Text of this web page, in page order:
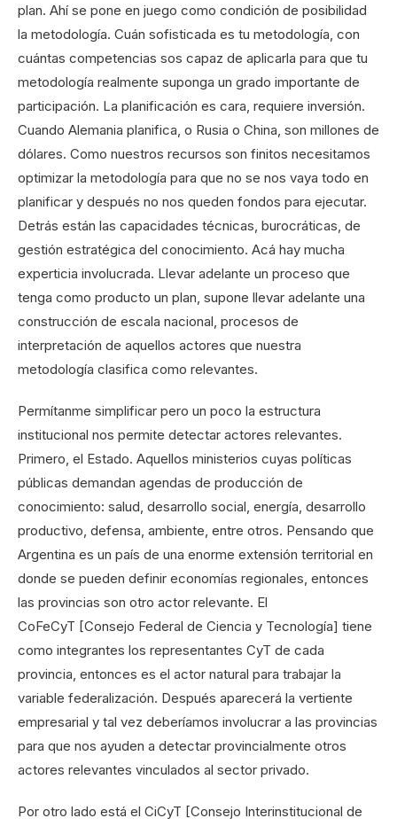
plan. Ahí se pone en juego como condición de posibilidad
la metodología. Cuán sofisticada es tu metodología, con
cuántas competencias sos capaz de aplicarla para que tu
metodología realmente suponga un grado importante de
participación. La planificación es cara, requiere inversión.
Cuando Alemania planifica, o Rusia o China, son millones de
dólares. Como nuestros recursos son finitos necesitamos
optimizar la metodología para que no se nos vaya todo en
planificar y después no nos queden fondos para ejecutar.
Detrás están las capacidades técnicas, burocráticas, de
gestión estratégica del conocimiento. Acá hay mucha
experticia involucrada. Llevar adelante un proceso que
tenga como producto un plan, supone llevar adelante una
construcción de escala nacional, procesos de
interpretación de aquellos actores que nuestra
metodología clasifica como relevantes.
Permítanme simplificar pero un poco la estructura
institucional nos permite detectar actores relevantes.
Primero, el Estado. Aquellos ministerios cuyas políticas
públicas demandan agendas de producción de
conocimiento: salud, desarrollo social, energía, desarrollo
productivo, defensa, ambiente, entre otros. Pensando que
Argentina es un país de una enorme extensión territorial en
donde se pueden definir economías regionales, entonces
las provincias son otro actor relevante. El
CoFeCyT [Consejo Federal de Ciencia y Tecnología] tiene
como integrantes los representantes CyT de cada
provincia, entonces es el actor natural para trabajar la
variable federalización. Después aparecerá la vertiente
empresarial y tal vez deberíamos involucrar a las provincias
para que nos ayuden a detectar provincialmente otros
actores relevantes vinculados al sector privado.
Por otro lado está el CiCyT [Consejo Interinstitucional de